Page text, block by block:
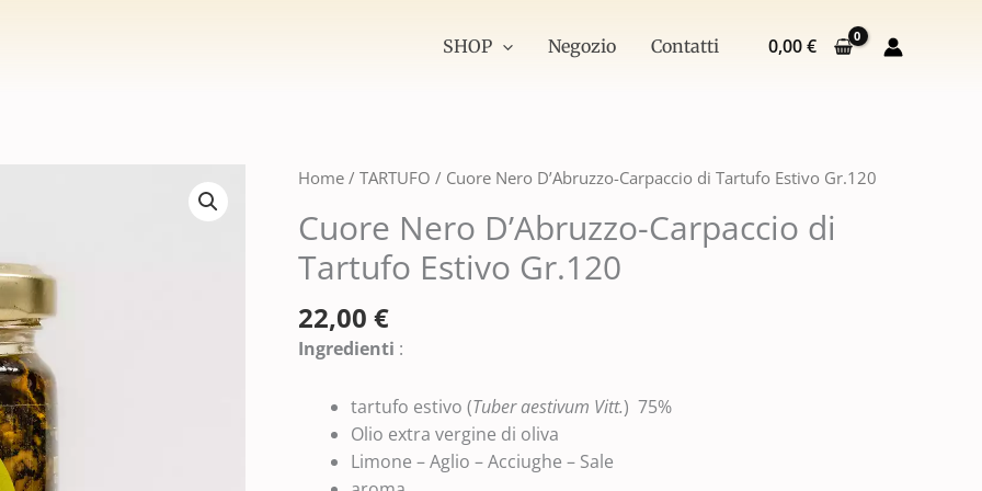
SHOP Negozio Contatti 0,00€
Home / TARTUFO / Cuore Nero D’Abruzzo-Carpaccio di Tartufo Estivo Gr.120
Cuore Nero D’Abruzzo-Carpaccio di
Tartufo Estivo Gr.120
22,00 €
Ingredienti :
tartufo estivo (Tuber aestivum Vitt.) 75%
Olio extra vergine di oliva
Limone – Aglio – Acciughe – Sale
Cuore
D'Abruzzo-
Carpaccio
di
Tartufo
Estivo
quantità
di